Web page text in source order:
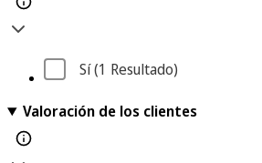
Sí (1 Resultado)
Valoración de los clientes